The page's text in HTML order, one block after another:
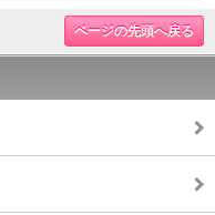
ページの先頭へ戻る